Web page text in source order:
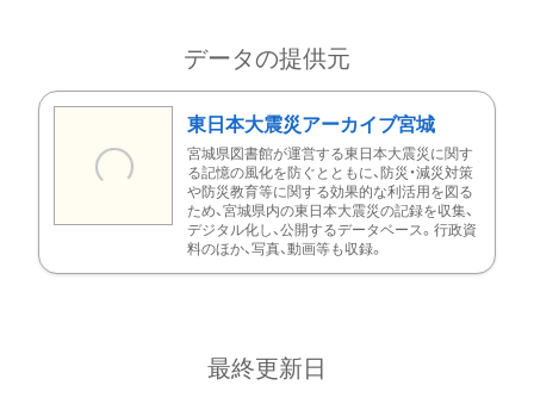
データの提供元
東日本大震災アーカイブ宮城
宮城県図書館が運営する東日本大震災に関す
る記憶の風化を防ぐとともに、防災・減災対策
や防災教育等に関する効果的な利活用を図る
ため、宮城県内の東日本大震災の記録を収集、
デジタル化し、公開するデータベース。行政資
料のほか、写真、動画等も収録。
最終更新日